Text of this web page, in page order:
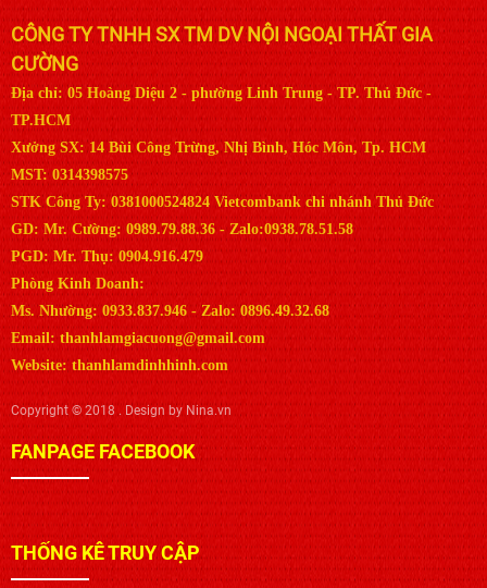
CÔNG TY TNHH SX TM DV NỘI NGOẠI THẤT GIA
CƯỜNG
Địa chỉ: 05 Hoàng Diệu 2 - phường Linh Trung - TP. Thủ Đức -
TP.HCM
Xưởng SX: 14 Bùi Công Trừng, Nhị Bình, Hóc Môn, Tp. HCM
MST: 0314398575
STK Công Ty: 0381000524824 Vietcombank chi nhánh Thủ Đức
GD: Mr. Cường: 0989.79.88.36 - Zalo:0938.78.51.58
PGD: Mr. Thụ: 0904.916.479
Phòng Kinh Doanh:
Ms. Nhường: 0933.837.946 - Zalo: 0896.49.32.68
Email: thanhlamgiacuong@gmail.com
Website: thanhlamdinhhinh.com
Copyright © 2018 . Design by Nina.vn
FANPAGE FACEBOOK
THỐNG KÊ TRUY CẬP